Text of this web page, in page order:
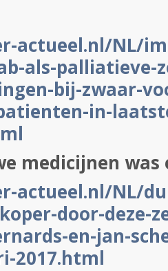
actueel.nl/NL/
als-palliatieve-
bij-zwaar-
in-
medicijnen
actueel.nl/NL/
door-deze-
en-jan-
2017.html